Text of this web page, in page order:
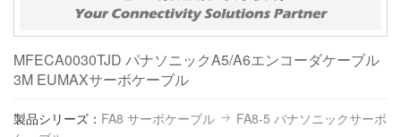
MFECA0030TJD パナソニックA5/A6エンコーダケーブル
3M EUMAXサーボケーブル
製品シリーズ： FA8 サーボケーブル
FA8-5 パナソニックサーボ